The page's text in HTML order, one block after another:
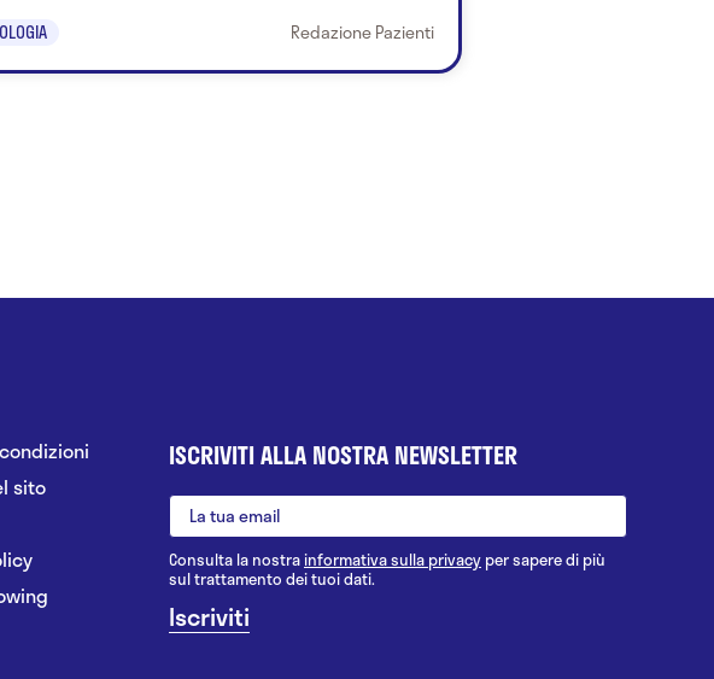
Redazione Pazienti
sito
ISCRIVITI ALLA NOSTRA NEWSLETTER
Consulta la nostrainformativa sulla privacy per sapere di più
sul trattamento dei tuoi dati.